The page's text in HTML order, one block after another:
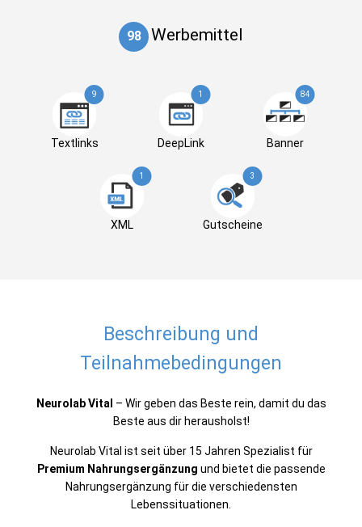
98 Werbemittel
9
Textlinks
1
DeepLink
84
Banner
1
XML
3
Gutscheine
Beschreibung und
Teilnahmebedingungen
Neurolab Vital – Wir geben das Beste rein, damit du das
Beste aus dir herausholst!
Neurolab Vital ist seit über 15 Jahren Spezialist für
Premium Nahrungsergänzung und bietet die passende
Nahrungsergänzung für die verschiedensten
Lebenssituationen.